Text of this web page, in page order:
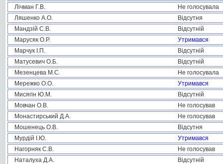
Лічман Г.В.
Не голосувала
Ляшенко А.О.
Відсутня
Мандзій С.В.
Відсутній
Марусяк О.Р.
Утримався
Марчук І.П.
Відсутній
Матусевич О.Б.
Відсутній
Мезенцева М.С.
Не голосувала
Мережко О.О.
Утримався
Мисягін Ю.М.
Відсутній
Мовчан О.В.
Не голосував
Монастирський Д.А.
Не голосував
Мошенець О.В.
Відсутня
Мурдій І.Ю.
Утримався
Нагорняк С.В.
Не голосував
Наталуха Д.А.
Відсутній